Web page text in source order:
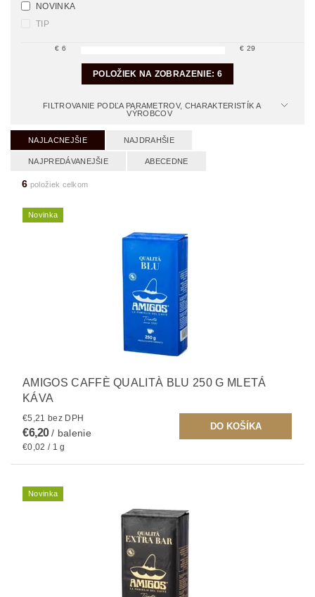
NOVINKA
TIP
€6 € 29
POLOŽIEK NA ZOBRAZENIE: 6
FILTROVANIE PODĽA PARAMETROV, CHARAKTERISTÍK A
VÝROBCOV
NAJLACNEJŠIE NAJDRAHŠIE
NAJPREDÁVANEJŠIE ABECEDNE
6 položiek celkom
Novinka
AMIGOS CAFFÈ QUALITÀ BLU 250 G MLETÁ
KÁVA
€5,21 bez DPH
€6,20/ balenie
€0,02 / 1 g
Novinka